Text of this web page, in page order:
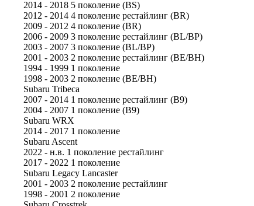
2014 - 2018 5 поколение (BS)
2012 - 2014 4 поколение рестайлинг (BR)
2009 - 2012 4 поколение (BR)
2006 - 2009 3 поколение рестайлинг (BL/BP)
2003 - 2007 3 поколение (BL/BP)
2001 - 2003 2 поколение рестайлинг (BE/BH)
1994 - 1999 1 поколение
1998 - 2003 2 поколение (BE/BH)
Subaru Tribeca
2007 - 2014 1 поколение рестайлинг (B9)
2004 - 2007 1 поколение (B9)
Subaru WRX
2014 - 2017 1 поколение
Subaru Ascent
2022 - н.в. 1 поколение рестайлинг
2017 - 2022 1 поколение
Subaru Legacy Lancaster
2001 - 2003 2 поколение рестайлинг
1998 - 2001 2 поколение